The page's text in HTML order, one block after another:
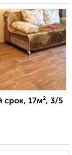
срок, 17м², 3/5